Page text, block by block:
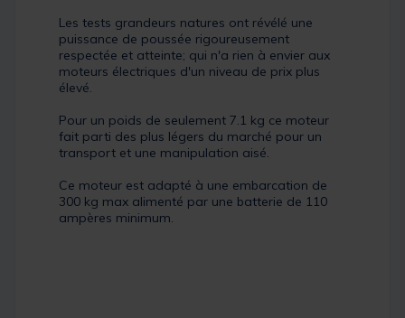
Les tests grandeurs natures ont révélé une
puissance de poussée rigoureusement
respectée et atteinte; qui n'a rien à envier aux
moteurs électriques d'un niveau de prix plus
élevé.
Pour un poids de seulement 7.1 kg ce moteur
fait parti des plus légers du marché pour un
transport et une manipulation aisé.
Ce moteur est adapté à une embarcation de
300 kg max alimenté par une batterie de 110
ampères minimum.